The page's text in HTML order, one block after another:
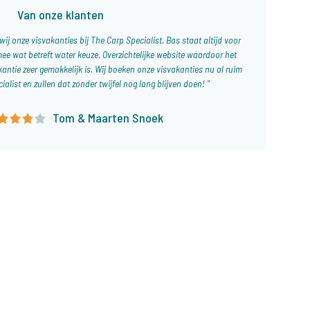
Van onze klanten
onze visvakanties bij The Carp Specialist. Bas staat altijd voor
wat betreft water keuze. Overzichtelijke website waardoor het
zeer gemakkelijk is. Wij boeken onze visvakanties nu al ruim
en zullen dat zonder twijfel nog lang blijven doen!
Tom & Maarten Snoek